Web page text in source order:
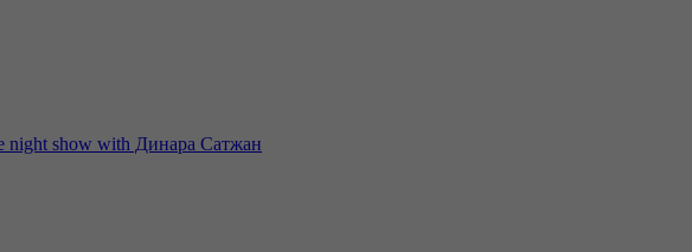
night show with Динара Сатжан